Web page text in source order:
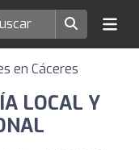
en Cáceres
LOCAL Y